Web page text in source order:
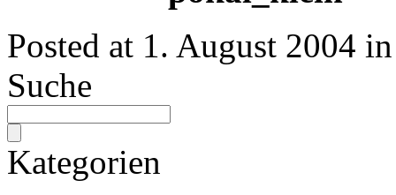
Posted at 1. August 2004 in
Suche
Kategorien